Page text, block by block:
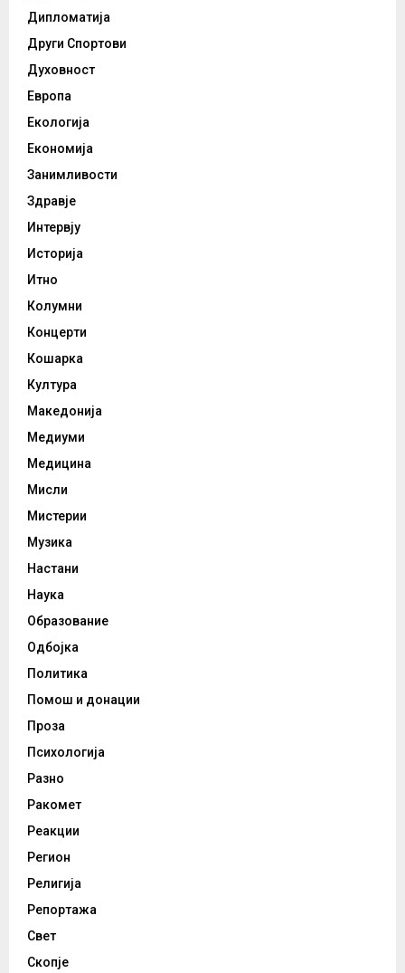
Дипломатија
Други Спортови
Духовност
Европа
Екологија
Економија
Занимливости
Здравје
Интервју
Историја
Итно
Колумни
Концерти
Кошарка
Култура
Македонија
Медиуми
Медицина
Мисли
Мистерии
Музика
Настани
Наука
Образование
Одбојка
Политика
Помош и донации
Проза
Психологија
Разно
Ракомет
Реакции
Регион
Религија
Репортажа
Свет
Скопје